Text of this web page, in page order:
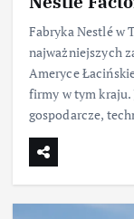
Fabryka Nestlé w
najważniejszych
Ameryce
firmy w tym
gospodarcze,